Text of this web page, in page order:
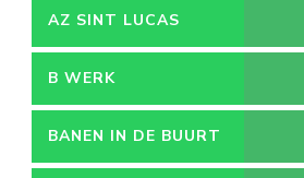
VACATURES
AZ SINT LUCAS
B WERK
BANEN IN DE BUURT